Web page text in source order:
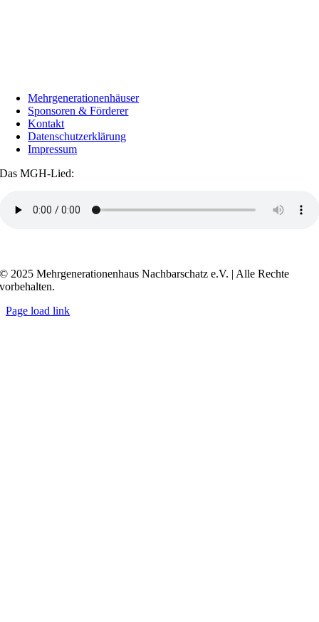
Mehrgenerationenhäuser
Sponsoren & Förderer
Kontakt
Datenschutzerklärung
Impressum
Das MGH-Lied:
© 2025 Mehrgenerationenhaus Nachbarschatz e.V. | Alle Rechte
vorbehalten.
Page load link